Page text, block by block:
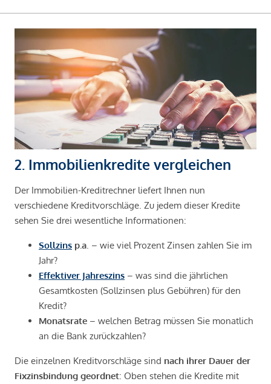
2. Immobilienkredite vergleichen
Der Immobilien-Kreditrechner liefert Ihnen nun
verschiedene Kreditvorschläge. Zu jedem dieser Kredite
sehen Sie drei wesentliche Informationen:
Sollzins p.a . – wie viel Prozent Zinsen zahlen Sie im
Jahr?
Effektiver Jahreszins – was sind die jährlichen
Gesamtkosten (Sollzinsen plus Gebühren) für den
Kredit?
Monatsrate – welchen Betrag müssen Sie monatlich
an die Bank zurückzahlen?
Die einzelnen Kreditvorschläge sind nach ihrer Dauer der
Fixzinsbindung geordnet: Oben stehen die Kredite mit